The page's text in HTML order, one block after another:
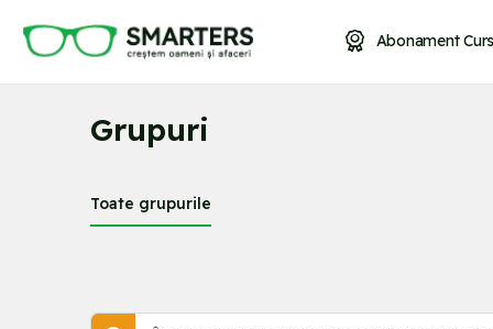
Abonament
Grupuri
Toate grupurile